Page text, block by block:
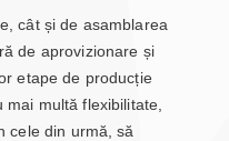
cât și de asamblarea
de aprovizionare și
etape de producție
multă flexibilitate,
cele din urmă, să